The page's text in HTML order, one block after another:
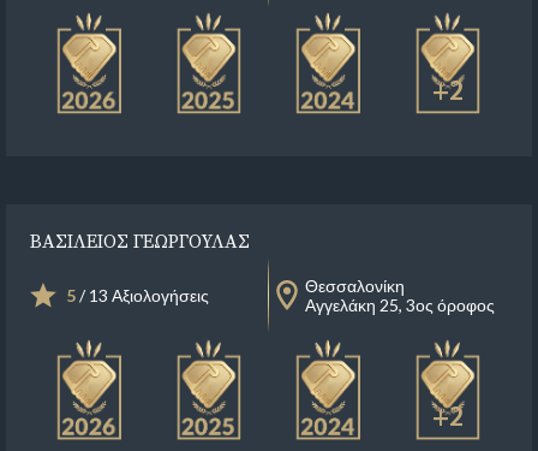
+2
ΒΑΣΙΛΕΙΟΣ ΓΕΩΡΓΟΥΛΑΣ
5/ 13 Αξιολογήσεις
Θεσσαλονίκη
Αγγελάκη 25, 3ος όροφος
+2